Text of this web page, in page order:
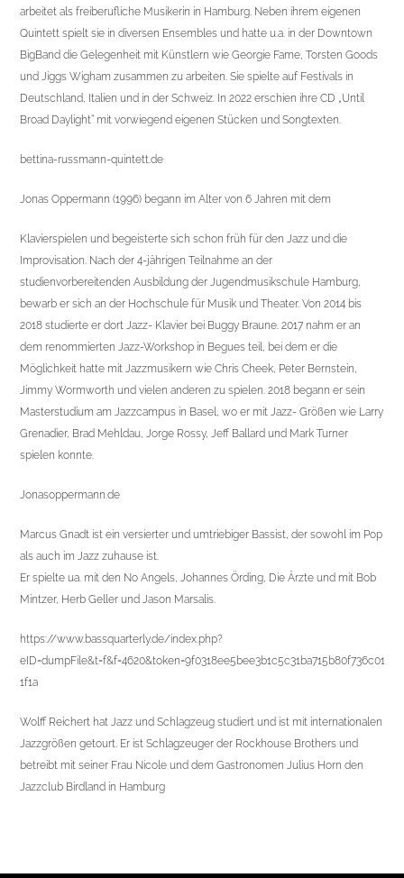
arbeitet als freiberufliche Musikerin in Hamburg. Neben ihrem eigenen
Quintett spielt sie in diversen Ensembles und hatte u.a. in der Downtown
BigBand die Gelegenheit mit Künstlern wie Georgie Fame, Torsten Goods
und Jiggs Wigham zusammen zu arbeiten. Sie spielte auf Festivals in
Deutschland, Italien und in der Schweiz. In 2022 erschien ihre CD „Until
Broad Daylight“ mit vorwiegend eigenen Stücken und Songtexten.
bettina-russmann-quintett.de
Jonas Oppermann (1996) begann im Alter von 6 Jahren mit dem
Klavierspielen und begeisterte sich schon früh für den Jazz und die
Improvisation. Nach der 4-jährigen Teilnahme an der
studienvorbereitenden Ausbildung der Jugendmusikschule Hamburg,
bewarb er sich an der Hochschule für Musik und Theater. Von 2014 bis
2018 studierte er dort Jazz- Klavier bei Buggy Braune. 2017 nahm er an
dem renommierten Jazz-Workshop in Begues teil, bei dem er die
Möglichkeit hatte mit Jazzmusikern wie Chris Cheek, Peter Bernstein,
Jimmy Wormworth und vielen anderen zu spielen. 2018 begann er sein
Masterstudium am Jazzcampus in Basel, wo er mit Jazz- Größen wie Larry
Grenadier, Brad Mehldau, Jorge Rossy, Jeff Ballard und Mark Turner
spielen konnte.
Jonasoppermann.de
Marcus Gnadt ist ein versierter und umtriebiger Bassist, der sowohl im Pop
als auch im Jazz zuhause ist.
Er spielte ua. mit den No Angels, Johannes Örding, Die Ärzte und mit Bob
Mintzer, Herb Geller und Jason Marsalis.
https://www.bassquarterly.de/index.php?
eID=dumpFile&t=f&f=4620&token=9f0318ee5bee3b1c5c31ba715b80f736c01b
1f1a
Wolff Reichert hat Jazz und Schlagzeug studiert und ist mit internationalen
Jazzgrößen getourt. Er ist Schlagzeuger der Rockhouse Brothers und
betreibt mit seiner Frau Nicole und dem Gastronomen Julius Horn den
Jazzclub Birdland in Hamburg